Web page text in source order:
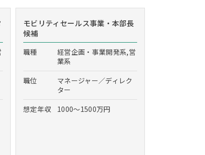
モビリティセールス事業・本部長
候補
職種
経営企画・事業開発系,営
業系
職位
マネージャー／ディレク
ター
想定年収
1000～1500万円